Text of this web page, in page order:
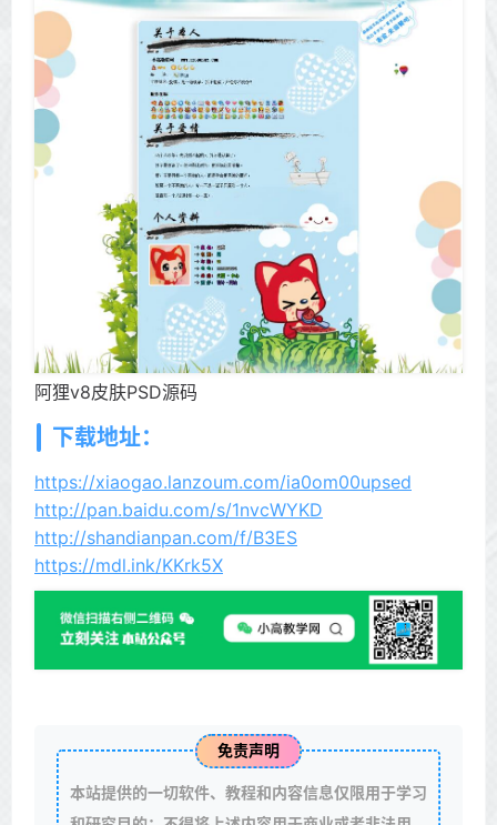
阿狸v8皮肤PSD源码
下载地址：
https://xiaogao.lanzoum.com/ia0om00upsed
http://pan.baidu.com/s/1nvcWYKD
http://shandianpan.com/f/B3ES
https://mdl.ink/KKrk5X
免责声明
本站提供的一切软件、教程和内容信息仅限用于学习